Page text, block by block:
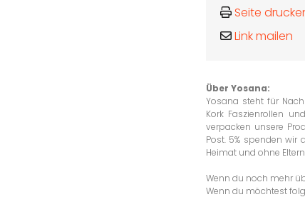
Seite
Link mailen
Über Yosana:
Yosana steht für
Kork Faszienrollen
verpacken unsere
Post. 5% spenden wir
Heimat und ohne
Wenn du noch mehr
Wenn du möchtest